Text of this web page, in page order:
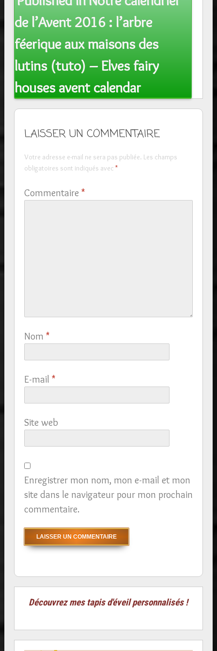
navigation
de l’Avent 2016 : l’arbre
féerique aux maisons des
lutins (tuto) – Elves fairy
houses avent calendar
LAISSER UN COMMENTAIRE
Votre adresse e-mail ne sera pas publiée. Les champs
obligatoires sont indiqués avec *
Commentaire *
Nom *
E-mail *
Site web
Enregistrer mon nom, mon e-mail et mon
site dans le navigateur pour mon prochain
commentaire.
Découvrez mes tapis d'éveil personnalisés !